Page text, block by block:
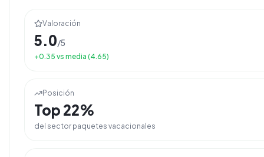
Valoración
5.0/5
+0.35 vs media (4.65)
Posición
Top 22%
del sector paquetes vacacionales